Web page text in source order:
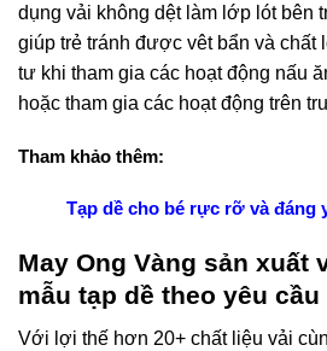
dụng vải không dệt làm lớp lót bên
giúp trẻ tránh được vêt bẩn và chất
tư khi tham gia các hoạt động nấu
hoặc tham gia các hoạt động trên
Tham khảo thêm:
Tạp dề cho bé rực rỡ và đáng
May Ong Vàng sản xuất
mẫu tạp dề theo yêu cầu
Với lợi thế hơn 20+ chất liệu vải